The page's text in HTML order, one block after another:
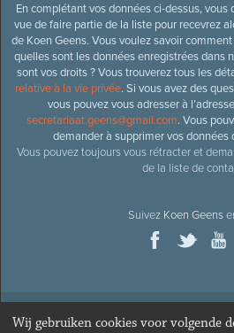
En complétant vos données ci-dessus, vous
vue de faire partie de la liste pour recevrez
de Koen Geens. Vous voulez savoir
quelles sont les données enregistrées dans
sont vos droits ? Vous trouverez tous les
relative à la vie privée. Si vous avez des
vous pouvez vous adresser à
secretariaat.geens@gmail.com. Vous
demander à supprimer vos données
Vous pouvez toujours vous rétracter et
de la liste de
Suivez Koen Geens
Wij gebruiken cookies voor volgende